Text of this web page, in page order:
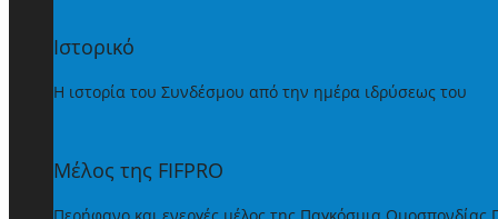
Ιστορικό
Η ιστορία του Συνδέσμου από την ημέρα ιδρύσεως του
Μέλος της FIFPRO